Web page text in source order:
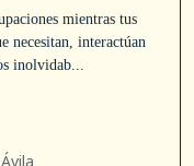
mientras tus
necesitan, interactúan
inolvidab...